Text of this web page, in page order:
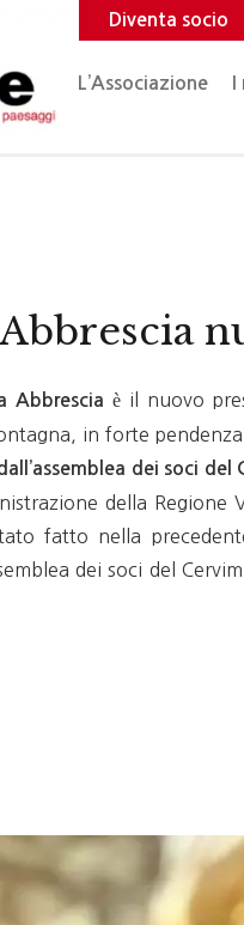
Diventa socio
L’Associazione
Abbrescia è il nuovo
in forte pendenza
dei soci del
della Regione
fatto nella
dei soci del